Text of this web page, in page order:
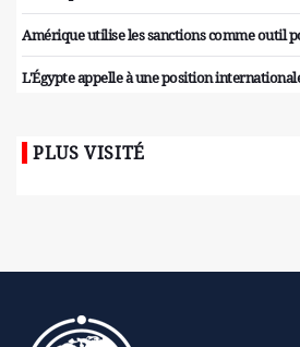
Amérique utilise les sanctions comme outil
L'Égypte appelle à une position
PLUS VISITÉ